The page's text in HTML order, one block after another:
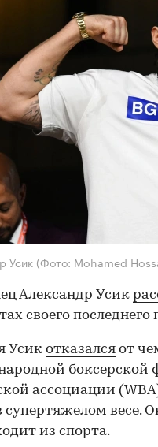
Усик (Фото: Mohamed
Александр Усик
своего последнего
Усик отказался от
боксерской
ассоциации
супертяжелом весе.
из спорта.